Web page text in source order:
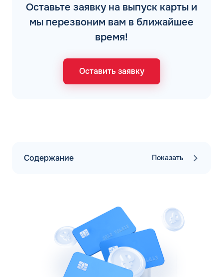
Оставьте заявку на выпуск карты и
мы перезвоним вам в ближайшее
время!
Оставить заявку
Содержание Показать